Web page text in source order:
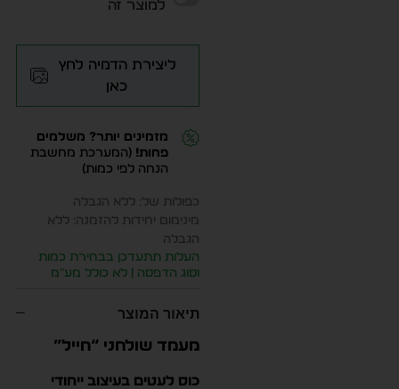
למוצר זה
ליצירת הדמיה לחץ
כאן
מזמינים יותר? משלמים
פחות! (המערכת מחשבת
הנחה לפי כמות)
כפולות של: ללא הגבלה
מינימום יחידות להזמנה: ללא
הגבלה
העלות תתעדכן בבחירת כמות
וסוג הדפסה | לא כולל מע״מ
תיאור המוצר
מעמד שולחני “חייל”
כוס לעטים בעיצוב ייחודי